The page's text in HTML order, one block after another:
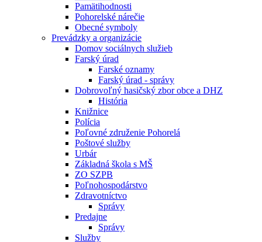
Pamätihodnosti
Pohorelské nárečie
Obecné symboly
Prevádzky a organizácie
Domov sociálnych služieb
Farský úrad
Farské oznamy
Farský úrad - správy
Dobrovoľný hasičský zbor obce a DHZ
História
Knižnice
Polícia
Poľovné združenie Pohorelá
Poštové služby
Urbár
Základná škola s MŠ
ZO SZPB
Poľnohospodárstvo
Zdravotníctvo
Správy
Predajne
Správy
Služby